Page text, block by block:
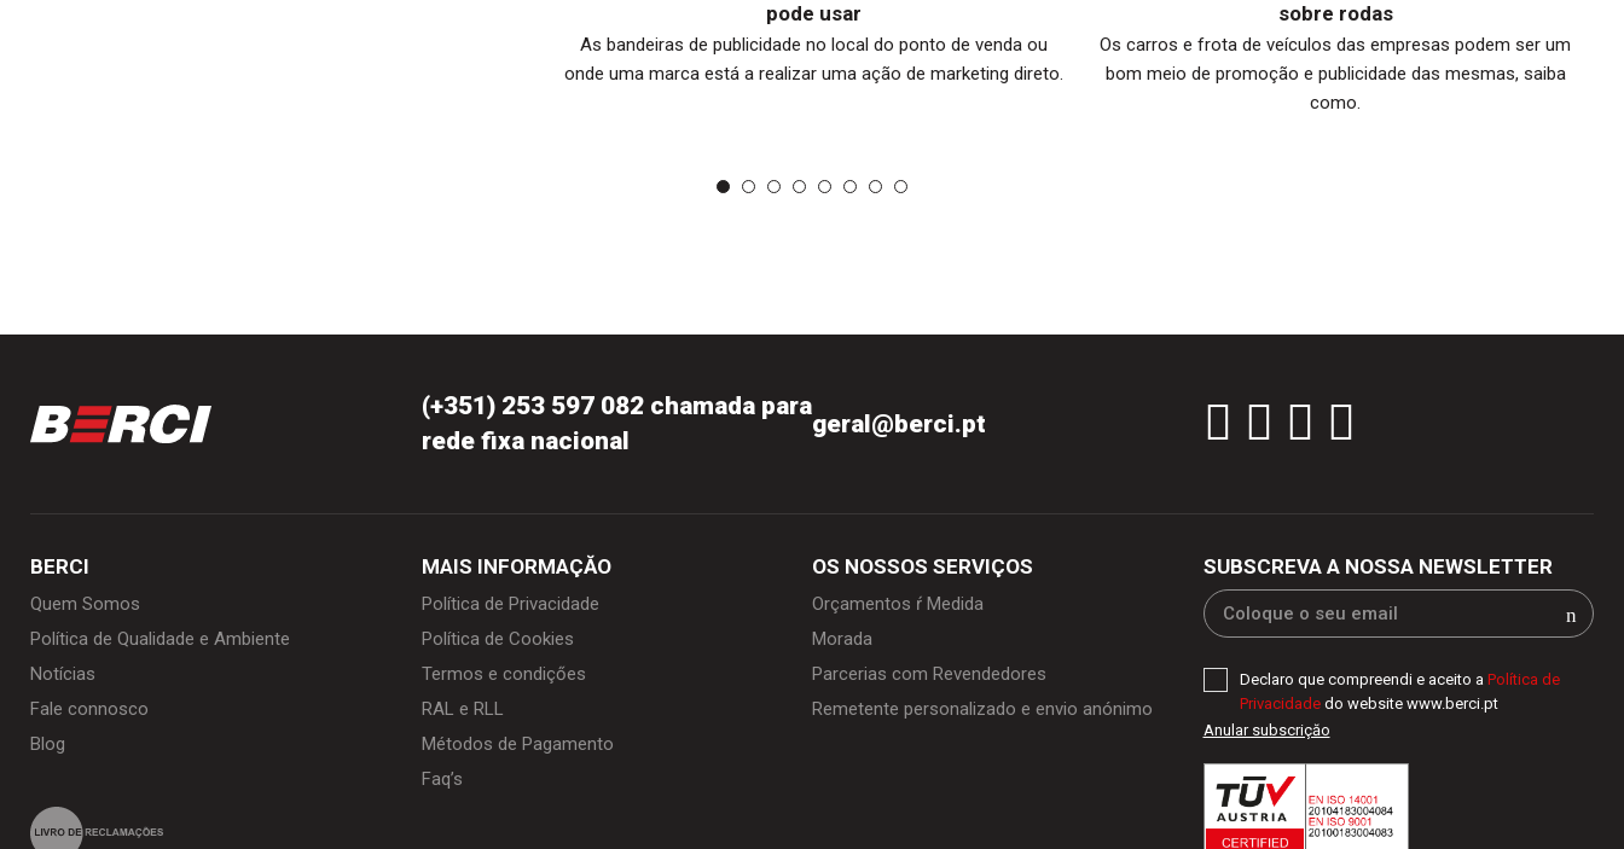
pode usar
As bandeiras de publicidade no local do ponto de venda ou
onde uma marca está a realizar uma ação de marketing direto.
sobre rodas
Os carros e frota de veículos das empresas podem ser um
bom meio de promoção e publicidade das mesmas, saiba
como.
(+351) 253 597 082 chamada para
rede fixa nacional
geral@berci.pt
BERCI
Quem Somos
Política de Qualidade e Ambiente
Notícias
Fale connosco
Blog
MAIS INFORMAÇĂO
Política de Privacidade
Política de Cookies
Termos e condiçőes
RAL e RLL
Métodos de Pagamento
Faq’s
OS NOSSOS SERVIÇOS
Orçamentos ŕ Medida
Morada
Parcerias com Revendedores
Remetente personalizado e envio anónimo
SUBSCREVA A NOSSA NEWSLETTER
Declaro que compreendi e aceito a Política de
Privacidadedo website www.berci.pt
Anular subscriçăo